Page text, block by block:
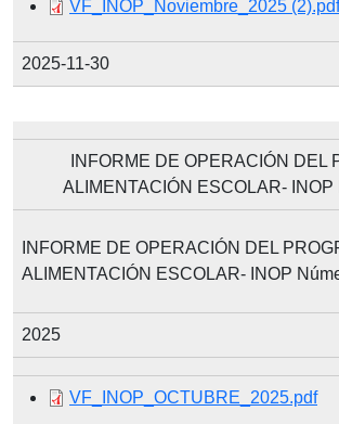
Document
VF_INOP_Noviembre_2025 (2).pdf
2025-11-30
INFORME DE OPERACIÓN DEL
ALIMENTACIÓN ESCOLAR-
INFORME DE OPERACIÓN DEL
ALIMENTACIÓN ESCOLAR- INOP
2025
Document
VF_INOP_OCTUBRE_2025.pdf